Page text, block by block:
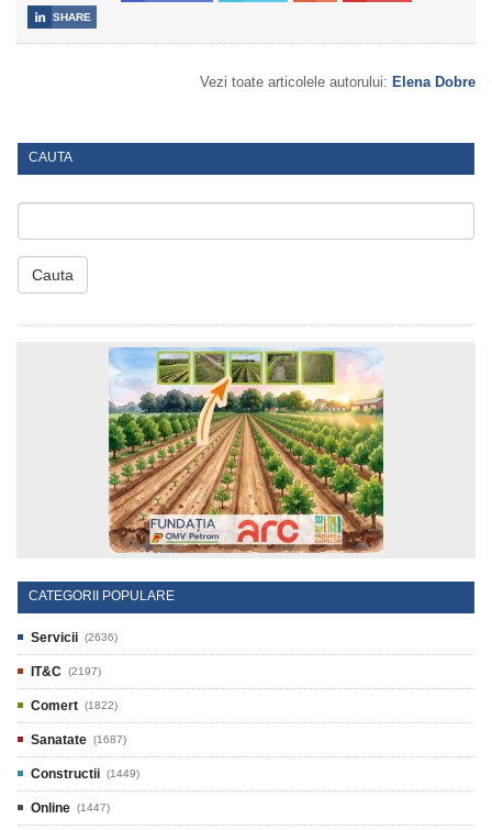
 SHARE
Vezi toate articolele autorului: Elena Dobre
CAUTA
Cauta
CATEGORII POPULARE
Servicii (2636)
IT&C (2197)
Comert (1822)
Sanatate (1687)
Constructii (1449)
Online (1447)